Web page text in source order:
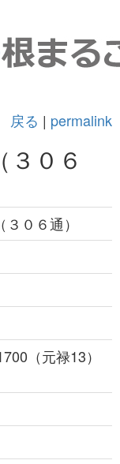
戻る | permalink
０６
０６通）
（元禄13）